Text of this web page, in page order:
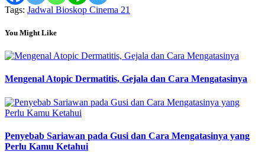
Tags: Jadwal Bioskop Cinema 21
You Might Like
Mengenal Atopic Dermatitis, Gejala dan Cara Mengatasinya
Penyebab Sariawan pada Gusi dan Cara Mengatasinya yang
Perlu Kamu Ketahui